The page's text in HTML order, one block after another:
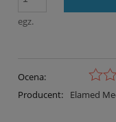
egz.
Ocena:
Producent:
Elamed